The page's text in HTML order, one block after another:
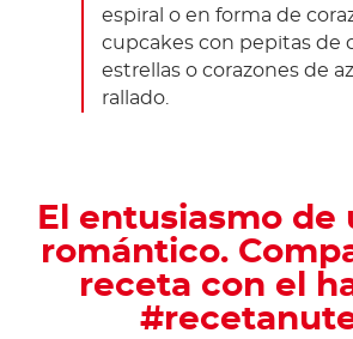
espiral o en forma de
cupcakes con pepitas de
estrellas o corazones de
rallado.
El entusiasmo de
romántico.
receta con el